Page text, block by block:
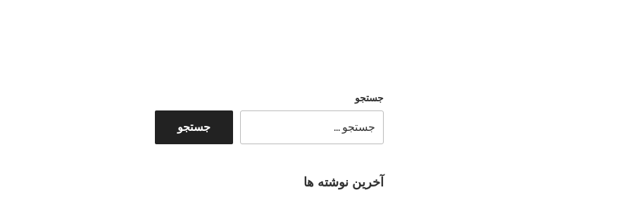
جستجو
جستجو
آخرین نوشته ها